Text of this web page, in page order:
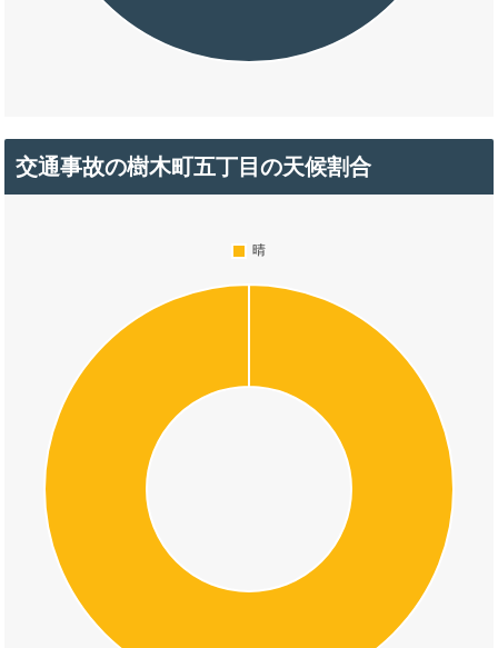
交通事故の樹木町五丁目の天候割合